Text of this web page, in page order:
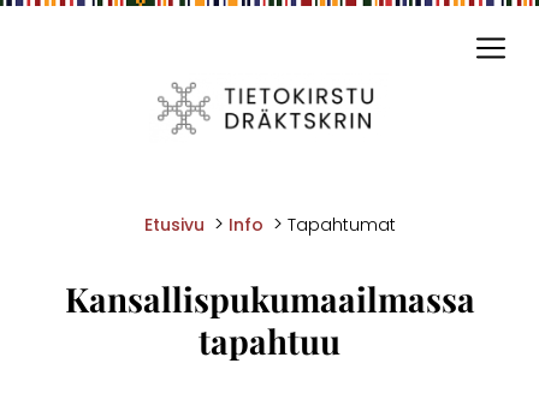
Etusivu > Info > Tapahtumat
Kansallispukumaailmassa
tapahtuu